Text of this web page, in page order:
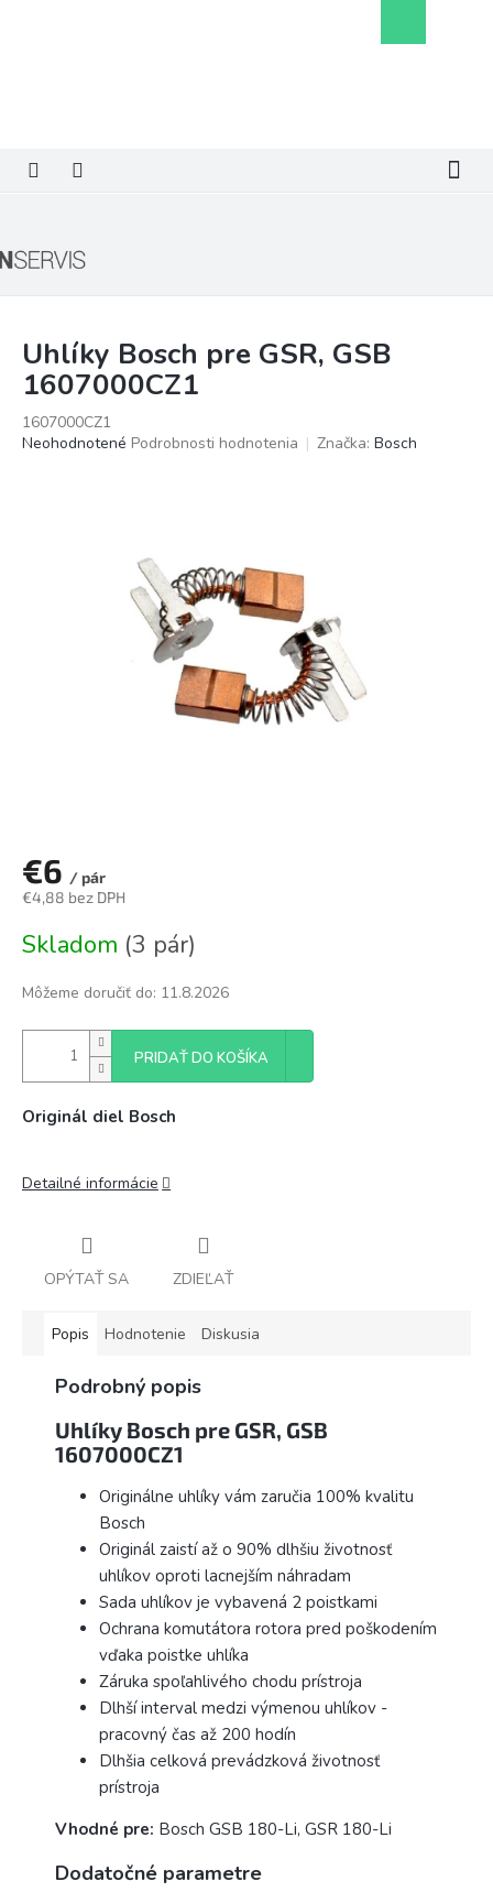
košík
Uhlíky Bosch pre GSR, GSB
1607000CZ1
1607000CZ1
Priemerné
Neohodnotené Podrobnosti hodnotenia Značka: Bosch
€6 / pár
€4,88 bez DPH
cena:
Skladom (3 pár)
Môžeme doručiť do: 11.8.2026
PRIDAŤ DO KOŠÍKA
Originál diel Bosch
Detailné informácie
OPÝTAŤ SA ZDIEĽAŤ
Popis Hodnotenie Diskusia
Podrobný popis
Uhlíky Bosch pre GSR, GSB
1607000CZ1
Originálne uhlíky vám zaručia 100% kvalitu
Bosch
Originál zaistí až o 90% dlhšiu životnosť
uhlíkov oproti lacnejším náhradam
Sada uhlíkov je vybavená 2 poistkami
Ochrana komutátora rotora pred poškodením
vďaka poistke uhlíka
Záruka spoľahlivého chodu prístroja
Dlhší interval medzi výmenou uhlíkov -
pracovný čas až 200 hodín
Dlhšia celková prevádzková životnosť
prístroja
Vhodné pre: Bosch GSB 180-Li, GSR 180-Li
Dodatočné parametre